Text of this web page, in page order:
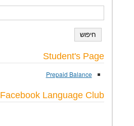
Student's Page
Prepaid Balance
Facebook Language Club